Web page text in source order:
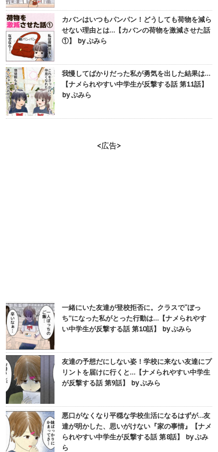
カバンはいつもパンパン！どうしても荷物を減ら
せない理由とは…【カバンの荷物を激減させた話
①】 by ぷみら
我慢してばかりだった私が勇気を出した結果は…
【ナメられやすい中学生が反撃する話 第11話】
by ぷみら
<広告>
一緒にいた友達が登校拒否に。クラスで“ぼっ
ち”になった私がとった行動は…【ナメられやす
い中学生が反撃する話 第10話】 by ぷみら
友達の予想だにしない姿！学校に来ない友達にプ
リントを届けに行くと…【ナメられやすい中学生
が反撃する話 第9話】 by ぷみら
悪口がなくなり平穏な学校生活になるはずが…友
達が明かした、思いがけない『家の事情』【ナメ
られやすい中学生が反撃する話 第8話】 by ぷみ
ら